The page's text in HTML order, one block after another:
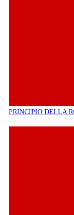
PRINCIPIO DELLA